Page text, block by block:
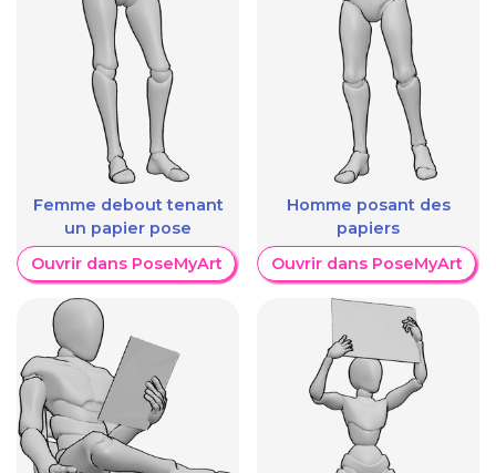
Femme debout tenant
un papier pose
Ouvrir dans PoseMyArt
Homme posant des
papiers
Ouvrir dans PoseMyArt